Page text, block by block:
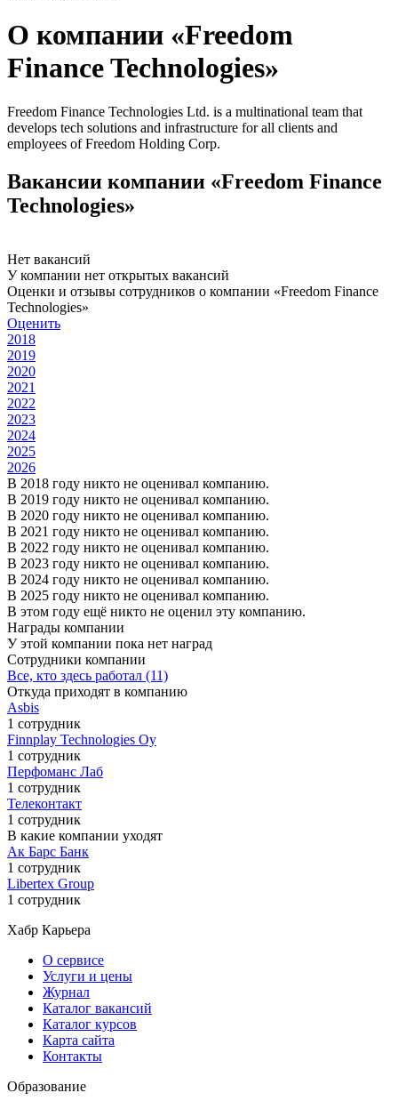
О компании «Freedom
Finance Technologies»
Freedom Finance Technologies Ltd. is a multinational team that
develops tech solutions and infrastructure for all clients and
employees of Freedom Holding Corp.
Вакансии компании «Freedom Finance
Technologies»
Нет вакансий
У компании нет открытых вакансий
Оценки и отзывы сотрудников о компании «Freedom Finance
Technologies»
Оценить
2018
2019
2020
2021
2022
2023
2024
2025
2026
В 2018 году никто не оценивал компанию.
В 2019 году никто не оценивал компанию.
В 2020 году никто не оценивал компанию.
В 2021 году никто не оценивал компанию.
В 2022 году никто не оценивал компанию.
В 2023 году никто не оценивал компанию.
В 2024 году никто не оценивал компанию.
В 2025 году никто не оценивал компанию.
В этом году ещё никто не оценил эту компанию.
Награды компании
У этой компании пока нет наград
Сотрудники компании
Все, кто здесь работал (11)
Откуда приходят в компанию
Asbis
1 сотрудник
Finnplay Technologies Oy
1 сотрудник
Перфоманс Лаб
1 сотрудник
Телеконтакт
1 сотрудник
В какие компании уходят
Ак Барс Банк
1 сотрудник
Libertex Group
1 сотрудник
Хабр Карьера
О сервисе
Услуги и цены
Журнал
Каталог вакансий
Каталог курсов
Карта сайта
Контакты
Образование